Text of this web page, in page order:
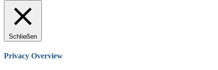
Schließen
Privacy Overview